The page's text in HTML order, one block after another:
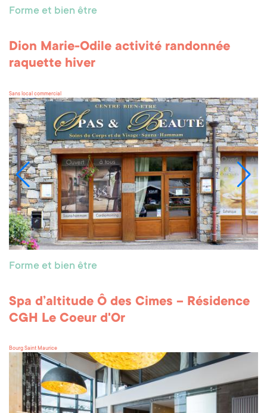
Forme et bien être
Dion Marie-Odile activité randonnée
raquette hiver
Sans local commercial
Forme et bien être
Spa d’altitude Ô des Cimes – Résidence
CGH Le Coeur d'Or
Bourg Saint Maurice